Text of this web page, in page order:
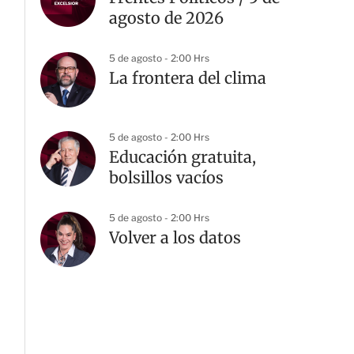
agosto de 2026
5 de agosto - 2:00 Hrs
La frontera del clima
5 de agosto - 2:00 Hrs
Educación gratuita,
bolsillos vacíos
5 de agosto - 2:00 Hrs
Volver a los datos